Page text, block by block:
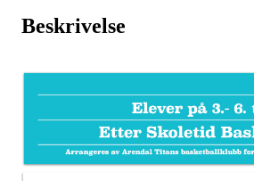
Beskrivelse